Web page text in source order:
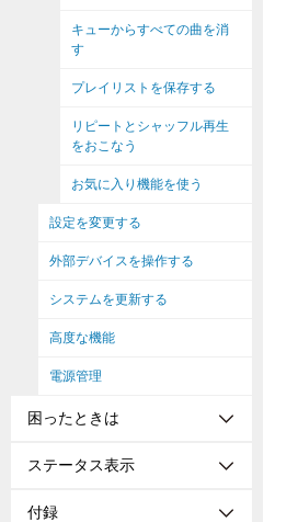
キューからすべての曲を消
す
プレイリストを保存する
リピートとシャッフル再生
をおこなう
お気に入り機能を使う
設定を変更する
外部デバイスを操作する
システムを更新する
高度な機能
電源管理
困ったときは
ステータス表示
付録